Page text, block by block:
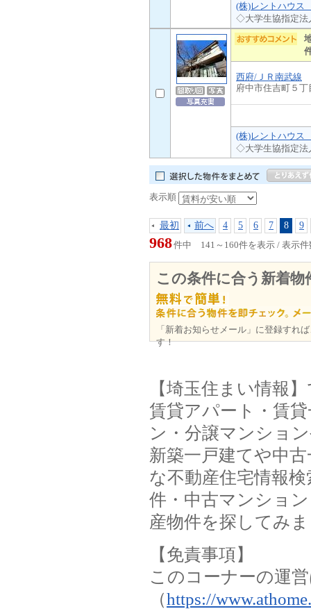
(株)レントハウス
◇大学生協指定法
西府/ＪＲ南武線
府中市住吉町５丁
(株)レントハウス
◇大学生協指定法
表示順
最初 前へ 4 5 6 7 8 9
968件中 141～160件を表示 / 表示
この条件に合う新着
「新着お知らせメール」に登録すれ
す！
【埼玉住まい情報
賃貸アパート・賃
ン・分譲マンショ
新築一戸建てや中
な不動産住宅情報
件・中古マンショ
産物件を探してみ
【免責事項】
このコーナーの運
（https://